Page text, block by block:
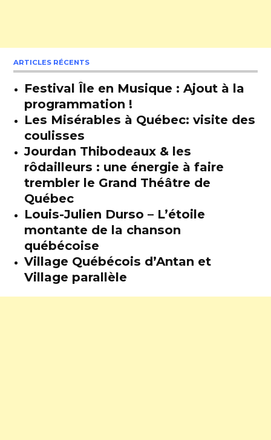
ARTICLES RÉCENTS
Festival Île en Musique : Ajout à la
programmation !
Les Misérables à Québec: visite des
coulisses
Jourdan Thibodeaux & les
rôdailleurs : une énergie à faire
trembler le Grand Théâtre de
Québec
Louis-Julien Durso – L’étoile
montante de la chanson
québécoise
Village Québécois d’Antan et
Village parallèle